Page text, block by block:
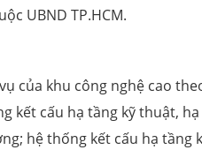
UBND TP.HCM.
của khu công nghệ cao
cấu hạ tầng kỹ thuật,
hệ thống kết cấu hạ tầng